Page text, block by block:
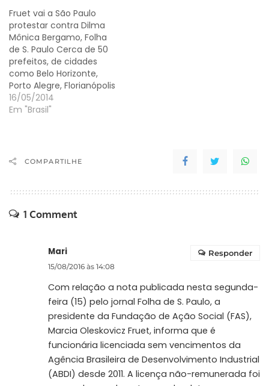
Fruet vai a São Paulo
protestar contra Dilma
Mônica Bergamo, Folha
de S. Paulo Cerca de 50
prefeitos, de cidades
como Belo Horizonte,
Porto Alegre, Florianópolis
e Curitiba, vão se reunir
em SP na próxima
dívidas dos municípios,
pagamento de
16/05/2014
Em "Brasil"
COMPARTILHE
1 Comment
Mari
15/08/2016 às 14:08
Com relação a nota publicada nesta segunda-
feira (15) pelo jornal Folha de S. Paulo, a
presidente da Fundação de Ação Social (FAS),
Marcia Oleskovicz Fruet, informa que é
funcionária licenciada sem vencimentos da
Agência Brasileira de Desenvolvimento Industrial
(ABDI) desde 2011. A licença não-remunerada foi
Responder